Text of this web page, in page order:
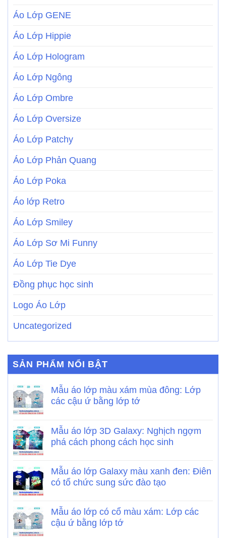
Áo Lớp GENE
Áo Lớp Hippie
Áo Lớp Hologram
Áo Lớp Ngông
Áo Lớp Ombre
Áo Lớp Oversize
Áo Lớp Patchy
Áo Lớp Phản Quang
Áo Lớp Poka
Áo lớp Retro
Áo Lớp Smiley
Áo Lớp Sơ Mi Funny
Áo Lớp Tie Dye
Đồng phục học sinh
Logo Áo Lớp
Uncategorized
SẢN PHẨM NỔI BẬT
Mẫu áo lớp màu xám mùa đông: Lớp
các cậu ứ bằng lớp tớ
Mẫu áo lớp 3D Galaxy: Nghịch ngợm
phá cách phong cách học sinh
Mẫu áo lớp Galaxy màu xanh đen: Điên
có tổ chức sung sức đào tạo
Mẫu áo lớp có cổ màu xám: Lớp các
cậu ứ bằng lớp tớ